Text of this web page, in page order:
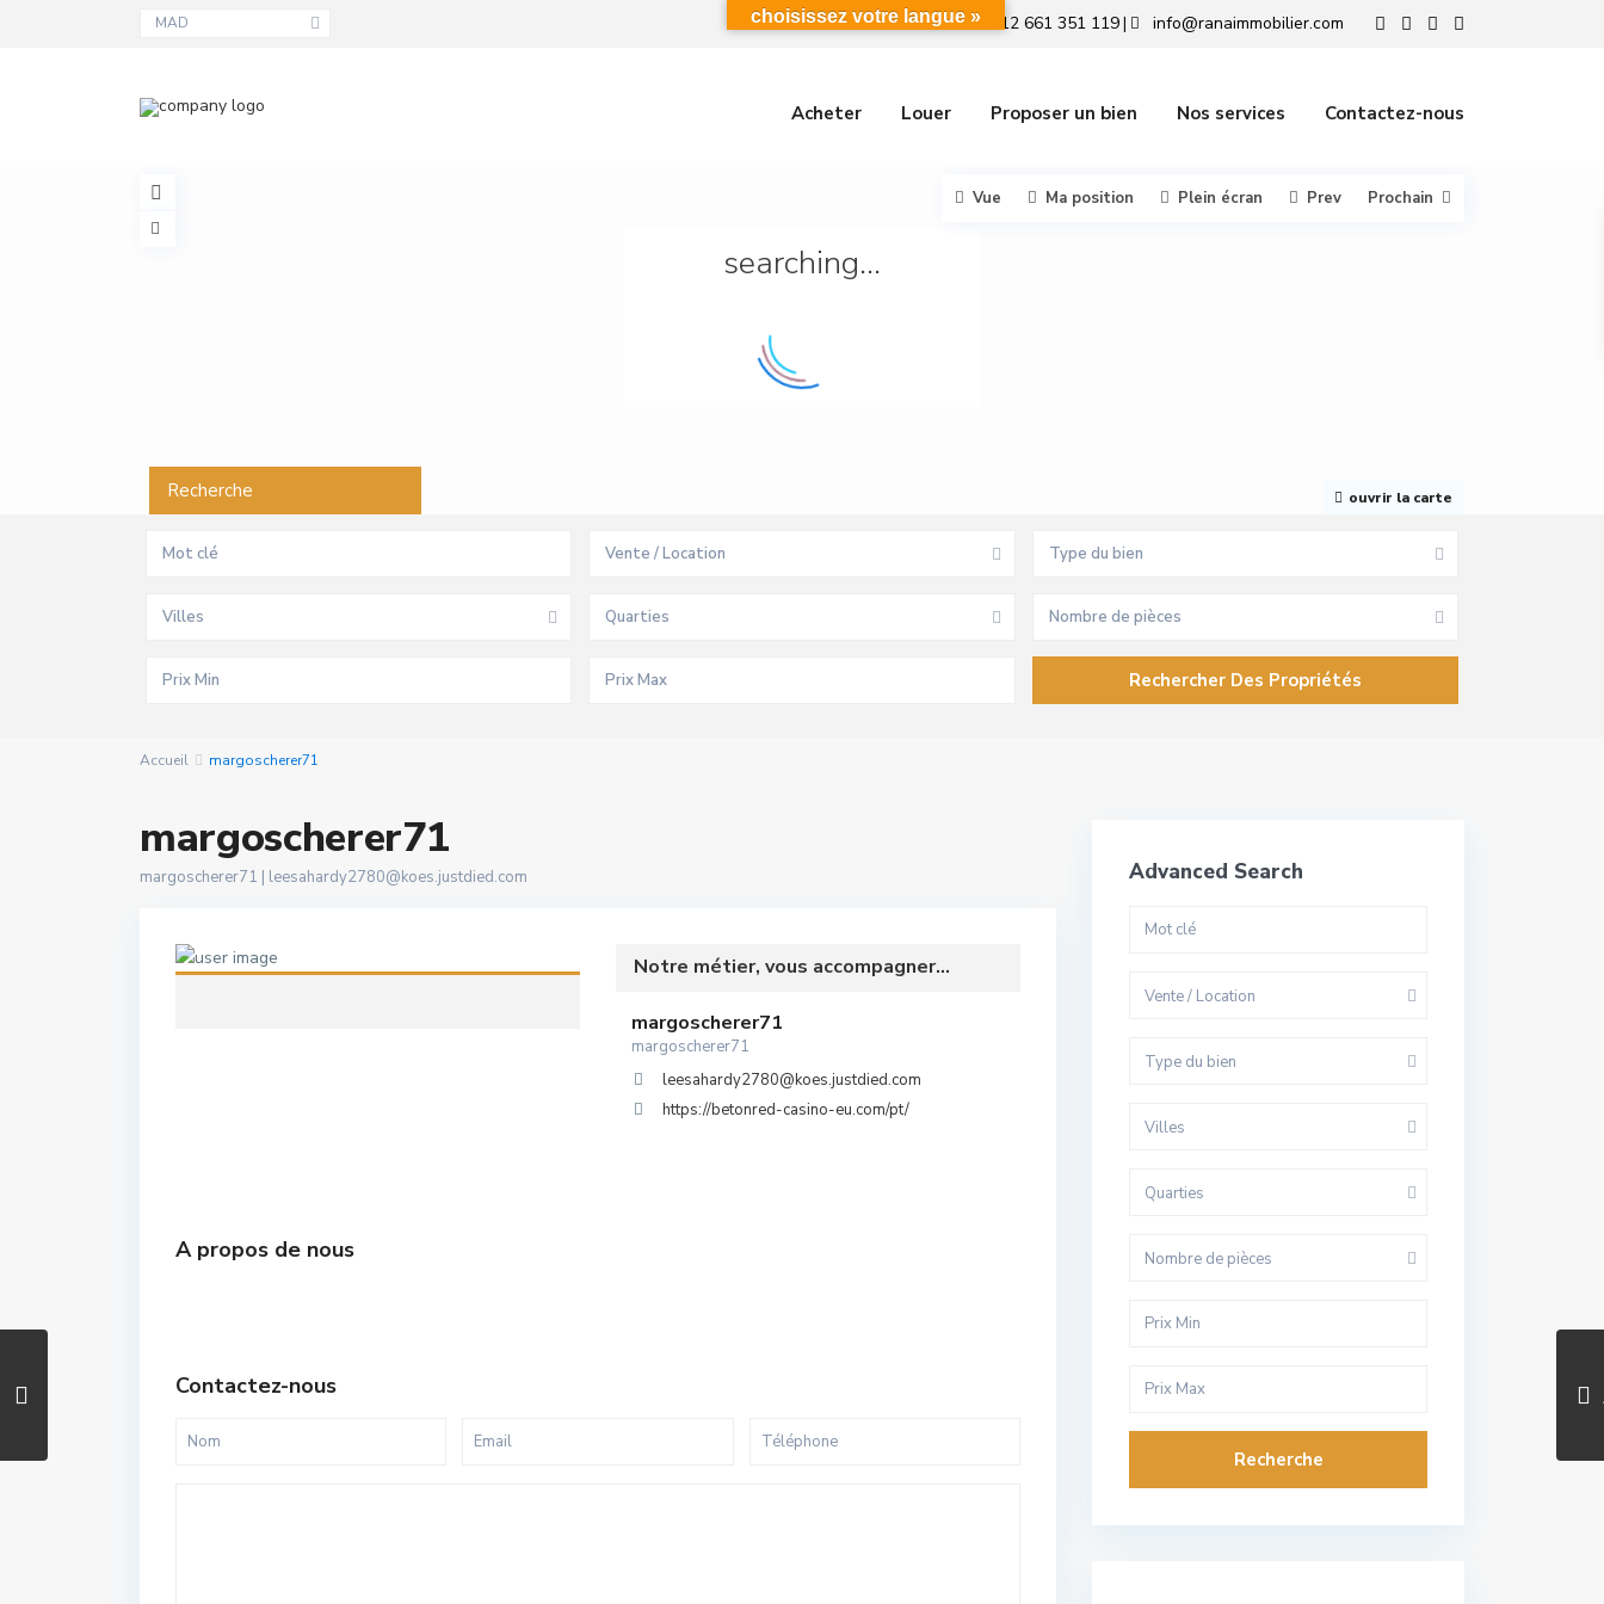
MAD +212 661 351 119| info@ranaimmobilier.com
Acheter Louer Proposer un bien Nos services Contactez-nous
searching...
ouvrir la carte
Vue Ma position Plein écran Prev Prochain
Recherche
Vente / Location Type du bien
Villes Quarties Nombre de pièces
Accueil margoscherer71
margoscherer71
margoscherer71 | leesahardy2780@koes.justdied.com
Notre métier, vous accompagner...
margoscherer71
margoscherer71
leesahardy2780@koes.justdied.com
https://betonred-casino-eu.com/pt/
A propos de nous
Contactez-nous
Advanced Search
Vente / Location
Type du bien
Villes
Quarties
Nombre de pièces
Recherche
choisissez votre langue »